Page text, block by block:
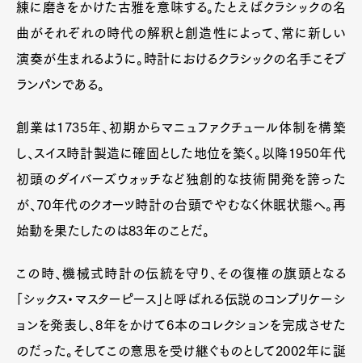
練に磨きをかけた古雅を意味する。たとえばクラシックの名
曲がそれぞれの時代の解釈と創造性によって、常に新しい
演奏が生まれるように。時計におけるクラシックの名手こそブ
ランパンである。
創業は1735年、初期からマニュファクチュール体制を構築
し、スイス時計製造に確固とした地位を築く。以降1950年代
初頭のダイバーズウォッチなど独創的な技術開発を誇った
が、70年代のクオーツ時計の台頭でやむなく休眠状態へ。再
始動を果たしたのは83年のことだ。
この時、機械式時計の伝統を守り、その復権の旗頭となる
「シックス・マスターピース」と呼ばれる伝説のコンプリケーシ
ョンを発表し、8年をかけて6本のコレクションを完成させた
のだった。そしてこの意思を受け継ぐものとして2002年に誕